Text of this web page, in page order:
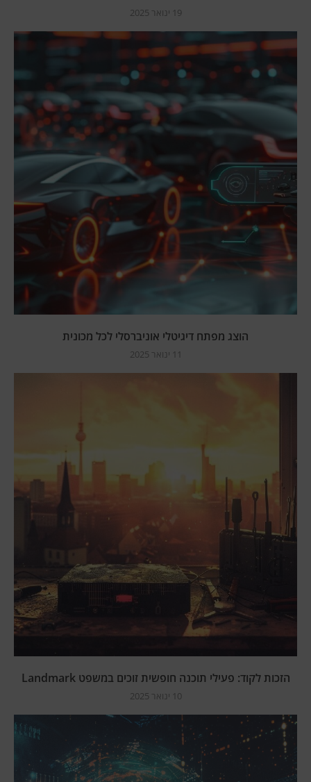
19 ינואר 2025
הוצג מפתח דיגיטלי אוניברסלי לכל מכונית
11 ינואר 2025
הזכות לקוד: פעילי תוכנה חופשית זוכים במשפט Landmark
10 ינואר 2025